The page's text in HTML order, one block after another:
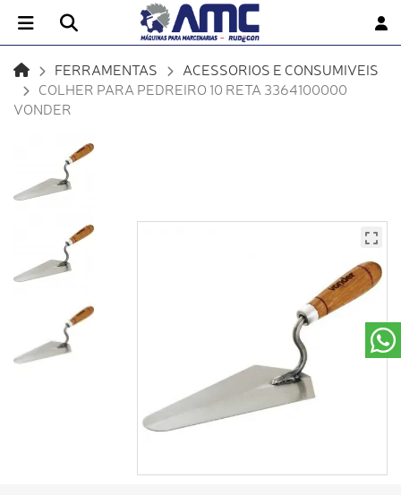
FERRAMENTAS
ACESSORIOS E CONSUMIVEIS
COLHER PARA PEDREIRO 10 RETA 3364100000
VONDER